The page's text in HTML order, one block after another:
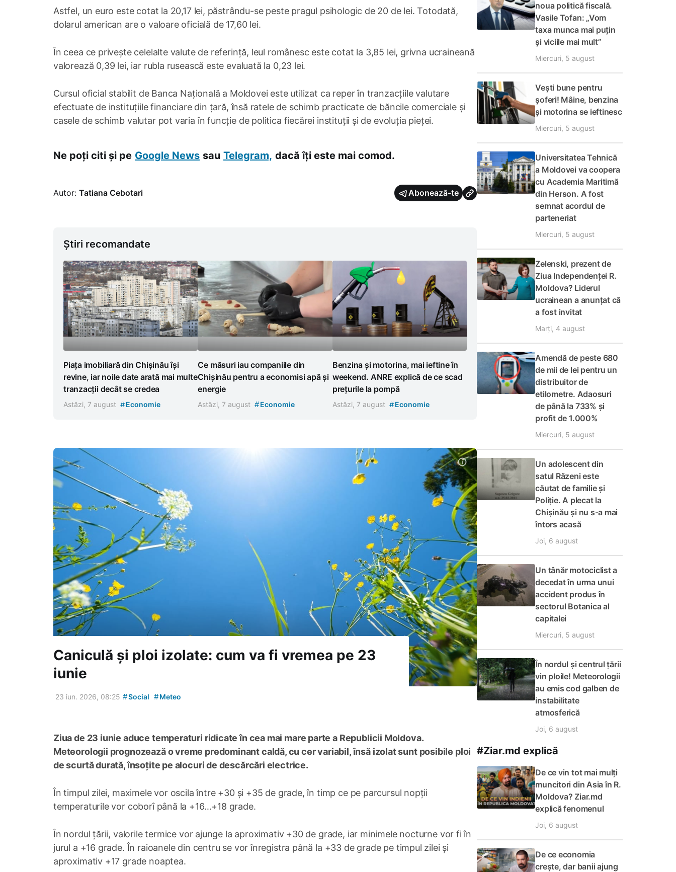
Astfel, un euro este cotat la 20,17 lei, păstrându-se peste pragul psihologic de 20 de lei. Totodată,
dolarul american are o valoare oficială de 17,60 lei.
În ceea ce privește celelalte valute de referință, leul românesc este cotat la 3,85 lei, grivna ucraineană
valorează 0,39 lei, iar rubla rusească este evaluată la 0,23 lei.
Cursul oficial stabilit de Banca Națională a Moldovei este utilizat ca reper în tranzacțiile valutare
efectuate de instituțiile financiare din țară, însă ratele de schimb practicate de băncile comerciale și
casele de schimb valutar pot varia în funcție de politica fiecărei instituții și de evoluția pieței.
Ne poți citi și pe Google News sau Telegram, dacă îți este mai comod.
Autor: Tatiana Cebotari Abonează-te
Știri recomandate
Piața imobiliară din Chișinău își
revine, iar noile date arată mai multe
tranzacții decât se credea
Astăzi, 7 august #Economie
Ce măsuri iau companiile din
Chișinău pentru a economisi apă și
energie
Astăzi, 7 august #Economie
Benzina și motorina, mai ieftine în
weekend. ANRE explică de ce scad
prețurile la pompă
Astăzi, 7 august #Economie
Caniculă și ploi izolate: cum va fi vremea pe 23
iunie
23 iun. 2026, 08:25 #Social #Meteo
Ziua de 23 iunie aduce temperaturi ridicate în cea mai mare parte a Republicii Moldova.
Meteorologii prognozează o vreme predominant caldă, cu cer variabil, însă izolat sunt posibile ploi
de scurtă durată, însoțite pe alocuri de descărcări electrice.
În timpul zilei, maximele vor oscila între +30 și +35 de grade, în timp ce pe parcursul nopții
temperaturile vor coborî până la +16…+18 grade.
În nordul țării, valorile termice vor ajunge la aproximativ +30 de grade, iar minimele nocturne vor fi în
jurul a +16 grade. În raioanele din centru se vor înregistra până la +33 de grade pe timpul zilei și
aproximativ +17 grade noaptea.
noua politică fiscală.
Vasile Tofan: „Vom
taxa munca mai puțin
și viciile mai mult”
Miercuri, 5 august
Vești bune pentru
șoferi! Mâine, benzina
și motorina se ieftinesc
Miercuri, 5 august
Universitatea Tehnică
a Moldovei va coopera
cu Academia Maritimă
din Herson. A fost
semnat acordul de
parteneriat
Miercuri, 5 august
Zelenski, prezent de
Ziua Independenței R.
Moldova? Liderul
ucrainean a anunțat că
a fost invitat
Marți, 4 august
Amendă de peste 680
de mii de lei pentru un
distribuitor de
etilometre. Adaosuri
de până la 733% și
profit de 1.000%
Miercuri, 5 august
Un adolescent din
satul Răzeni este
căutat de familie și
Poliție. A plecat la
Chișinău și nu s-a mai
întors acasă
Joi, 6 august
Un tânăr motociclist a
decedat în urma unui
accident produs în
sectorul Botanica al
capitalei
Miercuri, 5 august
În nordul și centrul țării
vin ploile! Meteorologii
au emis cod galben de
instabilitate
atmosferică
Joi, 6 august
#Ziar.md explică
De ce vin tot mai mulți
muncitori din Asia în R.
Moldova? Ziar.md
explică fenomenul
Joi, 6 august
De ce economia
crește, dar banii ajung